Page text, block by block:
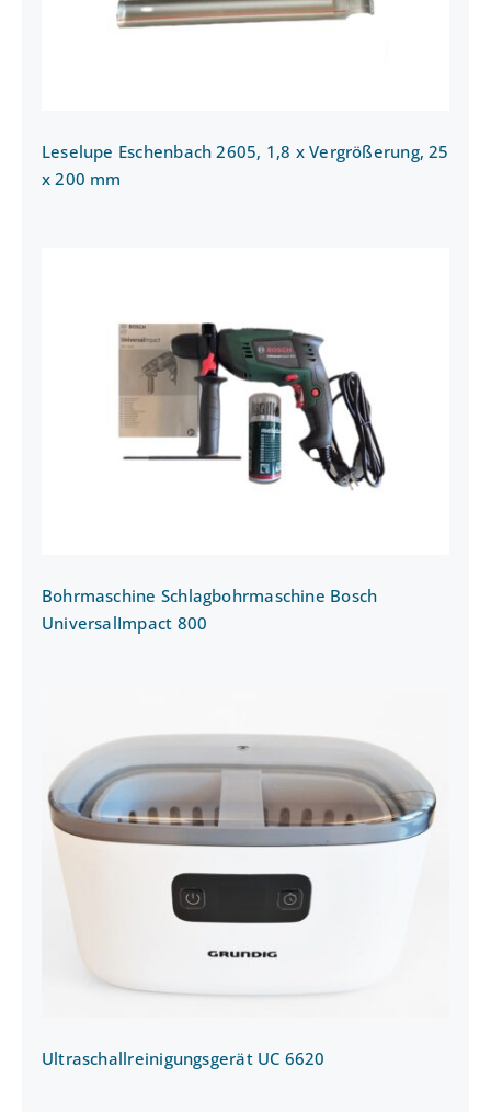
Leselupe Eschenbach 2605, 1,8 x Vergrößerung, 25
x 200 mm
Bohrmaschine Schlagbohrmaschine
Bosch UniversalImpact 800
Bohrmaschine Schlagbohrmaschine Bosch
UniversalImpact 800
Ultraschallreinigungsgerät UC 6620
Ultraschallreinigungsgerät UC 6620